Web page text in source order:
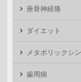
座骨神経痛
ダイエット
メタボリックシ
歯周病